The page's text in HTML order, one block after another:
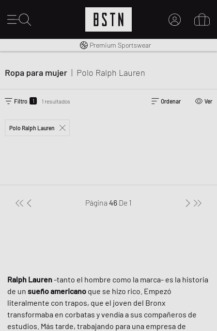
Envío gratuito a España desde € 100
Premium Sportswear
Ropa para mujer | Polo Ralph Lauren
Filtro 1 1 resultados Ordenar Ver
Polo Ralph Lauren
Página 46 De 1
Ralph Lauren-tanto el hombre como la marca- es la historia
de un sueño americano que se hizo rico. Empezó
literalmente con trapos, que el joven del Bronx
transformaba en corbatas y vendía a sus compañeros de
estudios. Más tarde, trabajando para una empresa de